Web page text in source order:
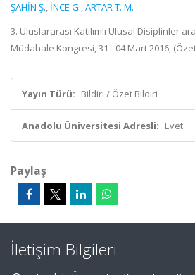
ŞAHİN Ş., İNCE G.,ARTAR T. M.
3. Uluslararası Katılımlı Ulusal Disiplinler
Müdahale Kongresi, 31 - 04 Mart 2016,
Yayın Türü: Bildiri / Özet Bildiri
Anadolu Üniversitesi Adresli: Evet
Paylaş
İletişim Bilgileri